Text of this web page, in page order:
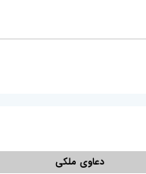
دعاوی ملکی